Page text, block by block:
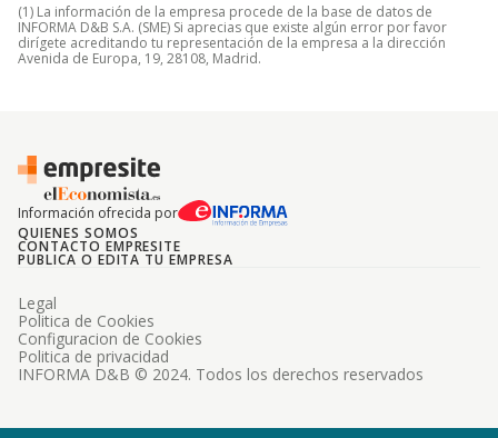
(1) La información de la empresa procede de la base de datos de
INFORMA D&B S.A. (SME) Si aprecias que existe algún error por favor
dirígete acreditando tu representación de la empresa a la dirección
Avenida de Europa, 19, 28108, Madrid.
Información ofrecida por
QUIENES SOMOS
CONTACTO EMPRESITE
PUBLICA O EDITA TU EMPRESA
INFORMA D&B © 2024. Todos los derechos reservados
Legal
Politica de Cookies
Configuracion de Cookies
Politica de privacidad